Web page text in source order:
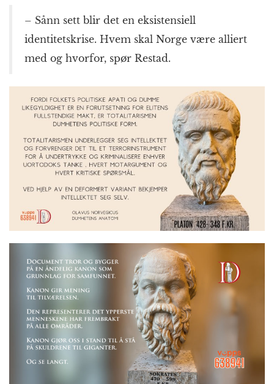
– Sånn sett blir det en eksistensiell
identitetskrise. Hvem skal Norge være alliert
med og hvorfor, spør Restad.